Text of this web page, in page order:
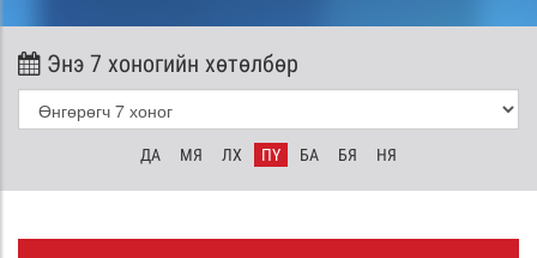
Энэ 7 хоногийн хөтөлбөр
ДА МЯ ЛХ ПҮ БА БЯ НЯ